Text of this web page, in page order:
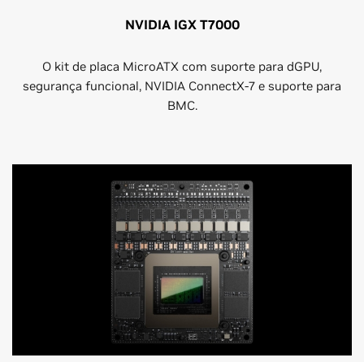
NVIDIA IGX T7000
O kit de placa MicroATX com suporte para dGPU,
segurança funcional, NVIDIA ConnectX-7 e suporte para
BMC.